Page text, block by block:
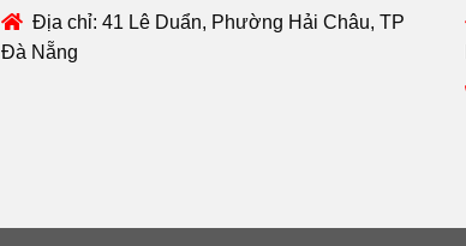
Địa chỉ: 41 Lê Duẩn, Phường Hải Châu, TP
Đà Nẵng